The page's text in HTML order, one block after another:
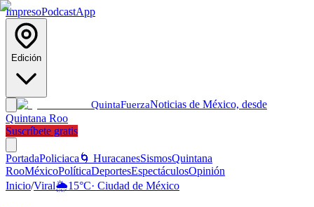
ImpresoPodcastApp
Edición
QuintaFuerzaNoticias de México, desde
Quintana Roo
Suscríbete gratis
PortadaPoliciaca 🌀 HuracanesSismosQuintana
RooMéxicoPolíticaDeportesEspectáculosOpinión
Inicio/Viral🌦️15°C· Ciudad de México